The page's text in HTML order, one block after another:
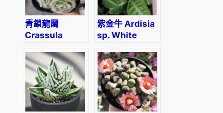
青鎖龍屬
Crassula
紫金牛 Ardisia
sp. White